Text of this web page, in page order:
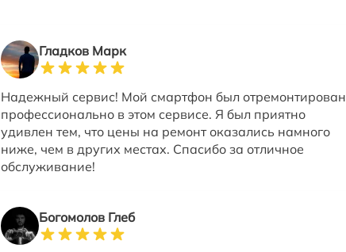
Гладков Марк
Надежный сервис! Мой смартфон был отремонтирован
профессионально в этом сервисе. Я был приятно
удивлен тем, что цены на ремонт оказались намного
ниже, чем в других местах. Спасибо за отличное
обслуживание!
Богомолов Глеб